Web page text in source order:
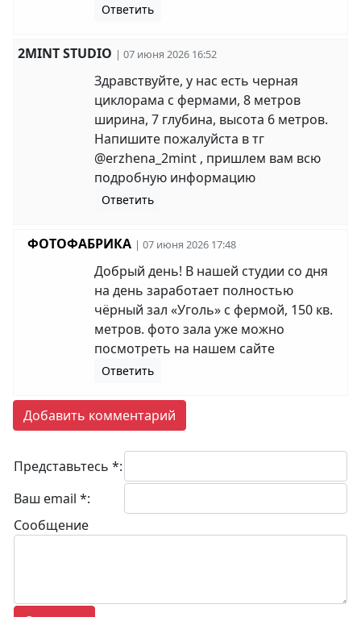
Ответить
2MINT STUDIO | 07 июня 2026 16:52
Здравствуйте, у нас есть черная
циклорама с фермами, 8 метров
ширина, 7 глубина, высота 6 метров.
Напишите пожалуйста в тг
@erzhena_2mint , пришлем вам всю
подробную информацию
Ответить
ФОТОФАБРИКА | 07 июня 2026 17:48
Добрый день! В нашей студии со дня
на день заработает полностью
чёрный зал «Уголь» с фермой, 150 кв.
метров. фото зала уже можно
посмотреть на нашем сайте
Ответить
Добавить комментарий
Представьтесь *:
Ваш email *:
Сообщение